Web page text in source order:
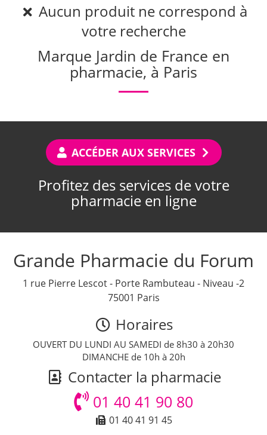
Aucun produit ne correspond à
votre recherche
Marque Jardin de France en
pharmacie, à Paris
ACCÉDER AUX SERVICES
Profitez des services de votre
pharmacie en ligne
Grande Pharmacie du Forum
1 rue Pierre Lescot - Porte Rambuteau - Niveau -2
75001 Paris
Horaires
OUVERT DU LUNDI AU SAMEDI de 8h30 à 20h30
DIMANCHE de 10h à 20h
Contacter la pharmacie
01 40 41 90 80
01 40 41 91 45